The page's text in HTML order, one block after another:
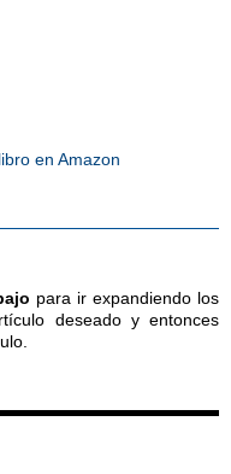
en Amazon
para ir expandiendo los
deseado y entonces